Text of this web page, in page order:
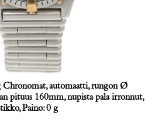
Chronomat, automaatti, rungon Ø
pituus 160mm, nupista pala irronnut,
Paino: 0 g